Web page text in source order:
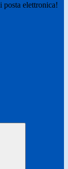
posta elettronica!